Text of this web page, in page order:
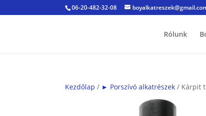
06-20-482-32-08
Rólunk
Kezdőlap / ► Porszívó alkatrészek / Kárpit